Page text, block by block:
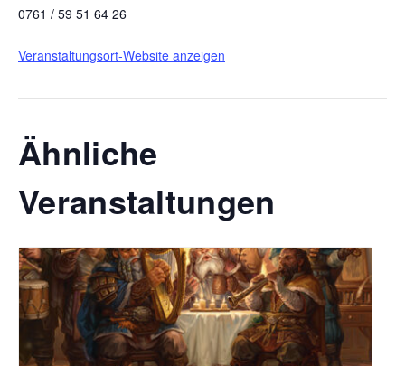
0761 / 59 51 64 26
Veranstaltungsort-Website anzeigen
Ähnliche
Veranstaltungen